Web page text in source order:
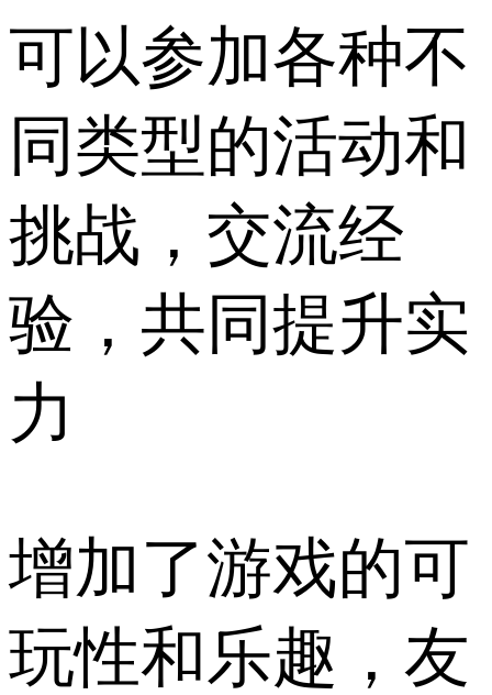
可以参加各种不
同类型的活动和
挑战，交流经
验，共同提升实
力
增加了游戏的可
玩性和乐趣，友